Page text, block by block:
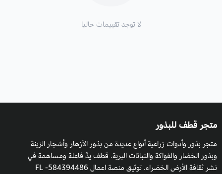
لا توجد تقييمات حاليا
متجر قطف للبذور
متجر بذور وأدوات زراعية أنواع عديدة من بذور الأزهار وأشجار الزينة
وبذور الخضار والفواكة والنباتات البرية. قطف يدٌ فاعلة ومساهمة في
نشر ثقافة الأرض الخضراء. توثيق منصة اعمال 584394486- FL